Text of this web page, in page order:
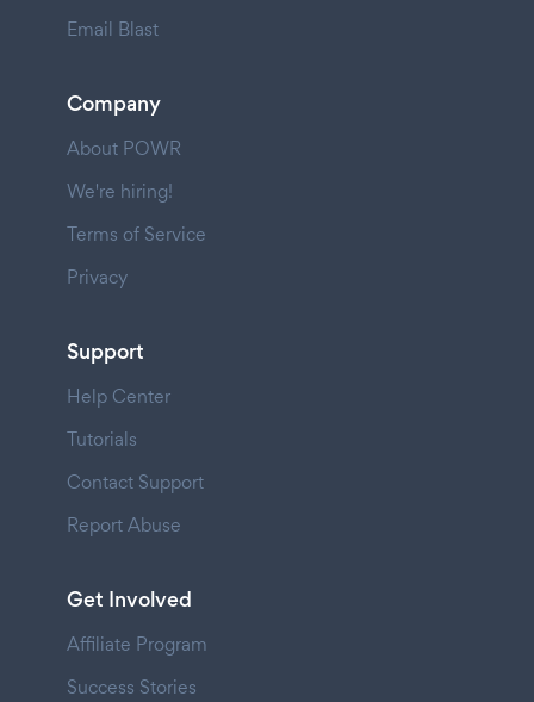
Email Blast
Company
About POWR
We're hiring!
Terms of Service
Privacy
Support
Help Center
Tutorials
Contact Support
Report Abuse
Get Involved
Affiliate Program
Success Stories